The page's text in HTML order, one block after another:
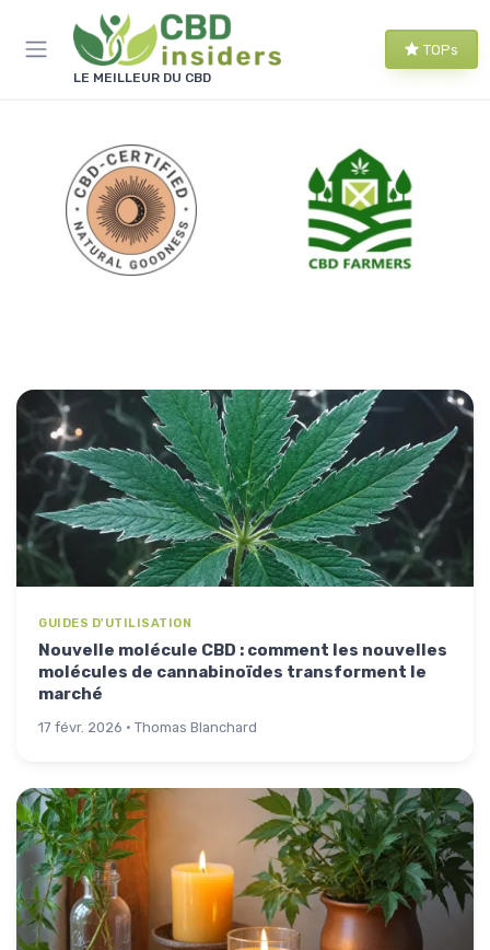
LE MEILLEUR DU CBD
TOPs
GUIDES D'UTILISATION
Nouvelle molécule CBD : comment les nouvelles
molécules de cannabinoïdes transforment le
marché
17 févr. 2026 · Thomas Blanchard
Panneau de gestion des cookies